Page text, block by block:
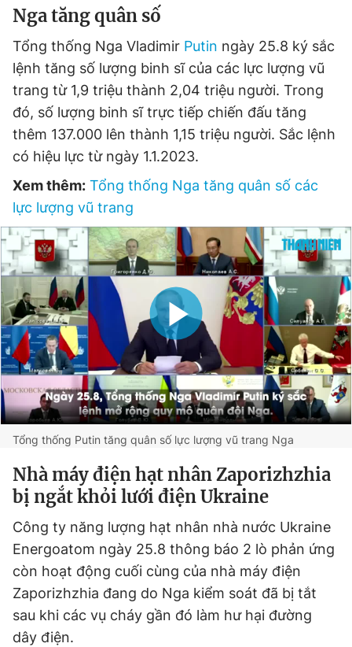
Nga tăng quân số
Tổng thống Nga Vladimir Putin ngày 25.8 ký sắc
lệnh tăng số lượng binh sĩ của các lực lượng vũ
trang từ 1,9 triệu thành 2,04 triệu người. Trong
đó, số lượng binh sĩ trực tiếp chiến đấu tăng
thêm 137.000 lên thành 1,15 triệu người. Sắc lệnh
có hiệu lực từ ngày 1.1.2023.
Xem thêm: Tổng thống Nga tăng quân số các
lực lượng vũ trang
Tổng thống Putin tăng quân số lực lượng vũ trang Nga
Nhà máy điện hạt nhân Zaporizhzhia
bị ngắt khỏi lưới điện Ukraine
Công ty năng lượng hạt nhân nhà nước Ukraine
Energoatom ngày 25.8 thông báo 2 lò phản ứng
còn hoạt động cuối cùng của nhà máy điện
Zaporizhzhia đang do Nga kiểm soát đã bị tắt
sau khi các vụ cháy gần đó làm hư hại đường
dây điện.